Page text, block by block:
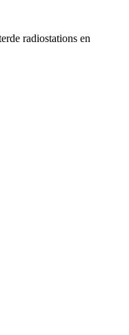
radiostations en